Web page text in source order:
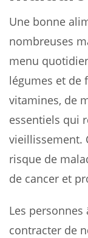
Une bonne
nombreuses
menu
légumes et de
vitamines, de
essentiels qui
vieillissement.
risque de
de cancer et
Les
contracter de